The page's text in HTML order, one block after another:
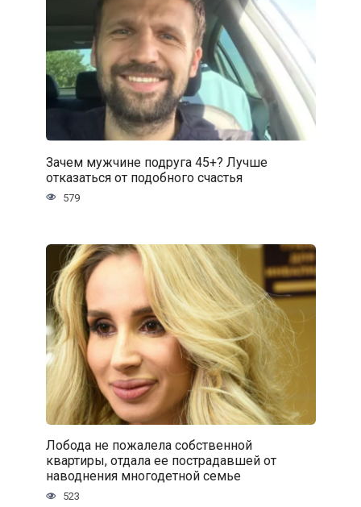
Зачем мужчине подруга 45+? Лучше
отказаться от подобного счастья
579
Лобода не пожалела собственной
квартиры, отдала ее пострадавшей от
наводнения многодетной семье
523